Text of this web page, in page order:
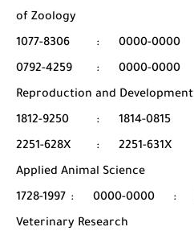
of Zoology
1077-8306
: 0000-0000
0792-4259
: 0000-0000
Reproduction and Development
1812-9250
: 1814-0815
2251-628X
: 2251-631X
Applied Animal Science
1728-1997 : 0000-0000 :
Veterinary Research